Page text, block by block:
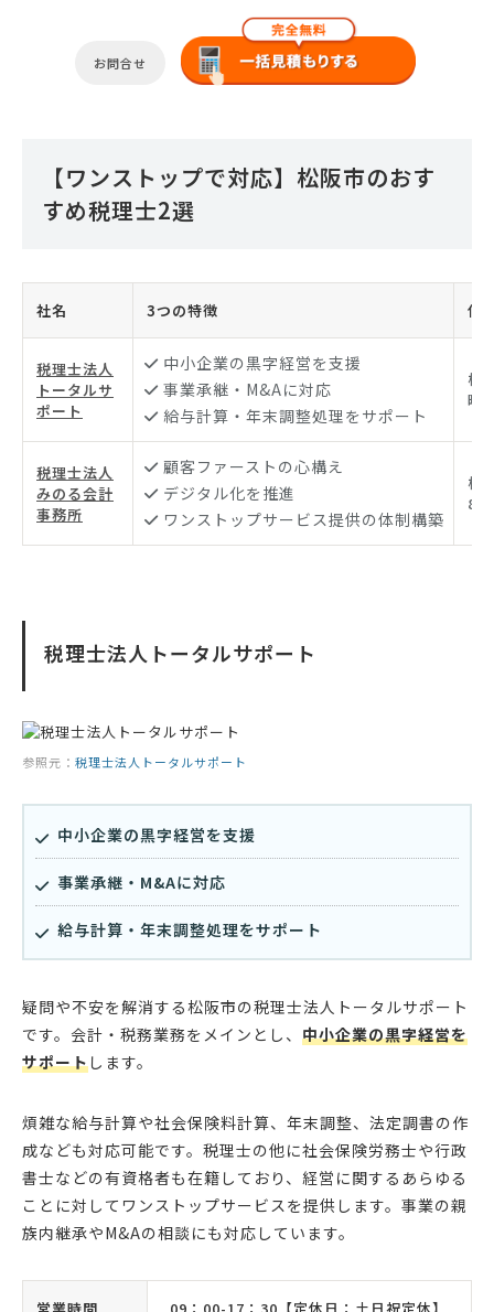
お問合せ
【ワンストップで対応】松阪市のおす
すめ税理士2選
社名 3つの特徴 住
税理士法人
トータルサ
ポート
中小企業の黒字経営を支援
事業承継・M&Aに対応
給与計算・年末調整処理をサポート
松
町
税理士法人
みのる会計
事務所
顧客ファーストの心構え
デジタル化を推進
ワンストップサービス提供の体制構築
松
83
税理士法人トータルサポート
参照元： 税理士法人トータルサポート
中小企業の黒字経営を支援
事業承継・M&Aに対応
給与計算・年末調整処理をサポート
疑問や不安を解消する松阪市の税理士法人トータルサポート
です。会計・税務業務をメインとし、 中小企業の黒字経営を
サポートします。
煩雑な給与計算や社会保険料計算、年末調整、法定調書の作
成なども対応可能です。税理士の他に社会保険労務士や行政
書士などの有資格者も在籍しており、経営に関するあらゆる
ことに対してワンストップサービスを提供します。事業の親
族内継承やM&Aの相談にも対応しています。